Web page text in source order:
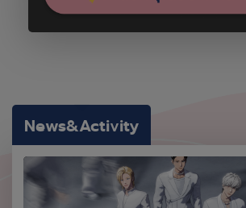
News&Activity